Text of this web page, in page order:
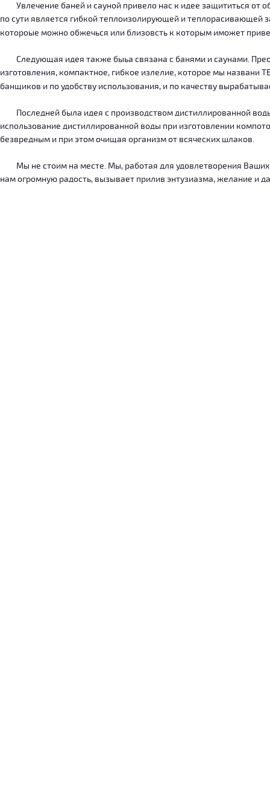
Увлечение баней и сауной привело нас к идее защититься от
по сути является гибкой теплоизолирующей и теплорасивающей
котороые можно обжечься или близовсть к которым иможет
Следующая идея также быьа связана с банями и саунами.
изготовления, компактное, гибкое излелие, которое мы
банщиков и по удобству использования, и по качеству
Последней была идея с производством дистиллированной
использование дистиллированной воды при изготовлении
безвредным и при этом очищая организм от всяческих шлаков.
Мы не стоим на месте. Мы, работая для удовлетворения Ваших
нам огромную радость, вызывает прилив энтузиазма, желание и